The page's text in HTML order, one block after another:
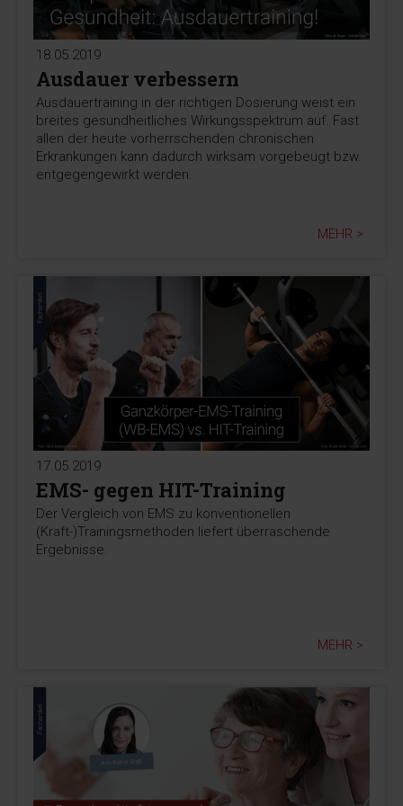
18.05.2019
Ausdauer verbessern
Ausdauertraining in der richtigen Dosierung weist ein
breites gesundheitliches Wirkungsspektrum auf. Fast
allen der heute vorherrschenden chronischen
Erkrankungen kann dadurch wirksam vorgebeugt bzw.
entgegengewirkt werden.
MEHR >
17.05.2019
EMS- gegen HIT-Training
Der Vergleich von EMS zu konventionellen
(Kraft-)Trainingsmethoden liefert überraschende
Ergebnisse.
MEHR >